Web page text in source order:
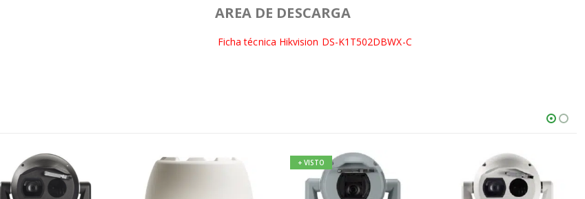
AREA DE DESCARGA
Fichatécnica Hikvision DS-K1T502DBWX-C
+ VISTO